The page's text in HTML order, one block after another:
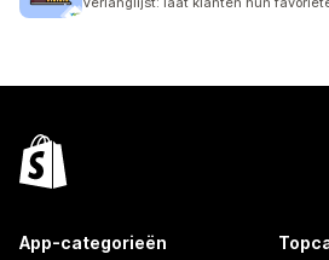
App-categorieën